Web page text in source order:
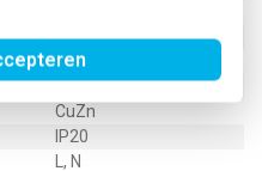
2
Ja
4 Kilovolt (kV)
CuZn
IP20
L, N